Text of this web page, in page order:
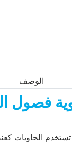
الوصف
فصول
الحاويات